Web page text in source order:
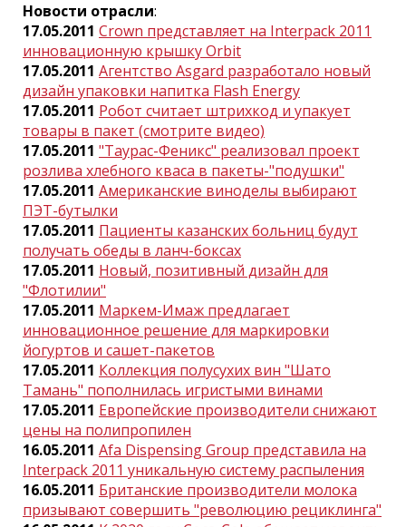
Новости отрасли:
17.05.2011 Crown представляет на Interpack 2011
инновационную крышку Orbit
17.05.2011 Агентство Asgard разработало новый
дизайн упаковки напитка Flash Energy
17.05.2011 Робот считает штрихкод и упакует
товары в пакет (смотрите видео)
17.05.2011 "Таурас-Феникс" реализовал проект
розлива хлебного кваса в пакеты-"подушки"
17.05.2011 Американские виноделы выбирают
ПЭТ-бутылки
17.05.2011 Пациенты казанских больниц будут
получать обеды в ланч-боксах
17.05.2011 Новый, позитивный дизайн для
"Флотилии"
17.05.2011 Маркем-Имаж предлагает
инновационное решение для маркировки
йогуртов и сашет-пакетов
17.05.2011 Коллекция полусухих вин "Шато
Тамань" пополнилась игристыми винами
17.05.2011 Европейские производители снижают
цены на полипропилен
16.05.2011 Afa Dispensing Group представила на
Interpack 2011 уникальную систему распыления
16.05.2011 Британские производители молока
призывают совершить "революцию рециклинга"